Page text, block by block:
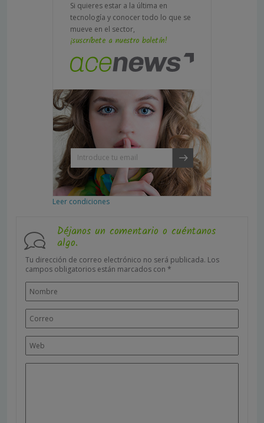
Si quieres estar a la última en
tecnología y conocer todo lo que se
mueve en el sector,
¡suscríbete a nuestro boletín!
Leer condiciones
Déjanos un comentario o cuéntanos
algo.
Tu dirección de correo electrónico no será publicada. Los
campos obligatorios están marcados con *